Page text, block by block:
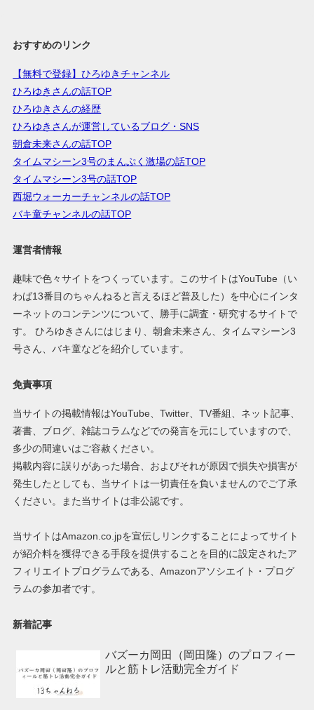
おすすめのリンク
【無料で登録】ひろゆきチャンネル
ひろゆきさんの話TOP
ひろゆきさんの経歴
ひろゆきさんが運営しているブログ・SNS
朝倉未来さんの話TOP
タイムマシーン3号のまんぷく激場の話TOP
タイムマシーン3号の話TOP
西堀ウォーカーチャンネルの話TOP
バキ童チャンネルの話TOP
運営者情報
趣味で色々サイトをつくっています。このサイトはYouTube（い
わば13番目のちゃんねると言えるほど普及した）を中心にインタ
ーネットのコンテンツについて、勝手に調査・研究するサイトで
す。 ひろゆきさんにはじまり、朝倉未来さん、タイムマシーン3
号さん、バキ童などを紹介しています。
免責事項
当サイトの掲載情報はYouTube、Twitter、TV番組、ネット記事、
著書、ブログ、雑誌コラムなどでの発言を元にしていますので、
多少の間違いはご容赦ください。
掲載内容に誤りがあった場合、およびそれが原因で損失や損害が
発生したとしても、当サイトは一切責任を負いませんのでご了承
ください。また当サイトは非公認です。
当サイトはAmazon.co.jpを宣伝しリンクすることによってサイト
が紹介料を獲得できる手段を提供することを目的に設定されたア
フィリエイトプログラムである、Amazonアソシエイト・プログ
ラムの参加者です。
新着記事
バズーカ岡田（岡田隆）のプロフィー
ルと筋トレ活動完全ガイド